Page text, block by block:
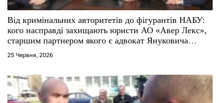
с
і
в
Від кримінальних авторитетів до фігурантів НАБУ:
кого насправді захищають юристи АО «Авер Лекс»,
старшим партнером якого є адвокат Януковича
Віталій Сердюк
25 Червня, 2026